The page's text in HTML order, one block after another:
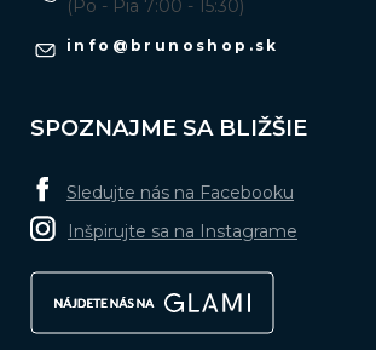
info @ brunoshop.sk
(Po - Pia 7:00 - 15:30)
SPOZNAJME SA BLIŽŠIE
Sledujte nás na Facebooku
Inšpirujte sa na Instagrame